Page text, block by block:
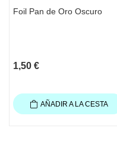
Foil Pan de Oro Oscuro
1,50 €
AÑADIR A LA CESTA